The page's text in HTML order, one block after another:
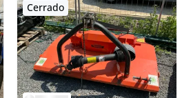
Cerrado